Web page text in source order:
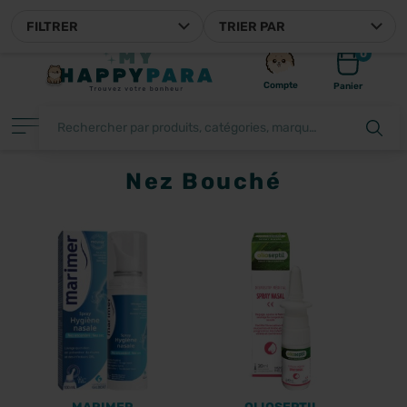
Compte
0
Panier
TRIER PAR
FILTRER
Nez Bouché